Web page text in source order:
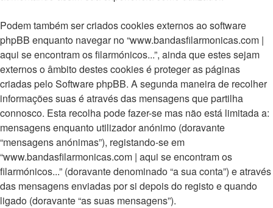
Podem também ser criados cookies externos ao software
phpBB enquanto navegar no “www.bandasfilarmonicas.com |
aqui se encontram os filarmónicos...”, ainda que estes sejam
externos o âmbito destes cookies é proteger as páginas
criadas pelo Software phpBB. A segunda maneira de recolher
informações suas é através das mensagens que partilha
connosco. Esta recolha pode fazer-se mas não está limitada a:
mensagens enquanto utilizador anónimo (doravante
“mensagens anónimas”), registando-se em
“www.bandasfilarmonicas.com | aqui se encontram os
filarmónicos...” (doravante denominado “a sua conta”) e através
das mensagens enviadas por si depois do registo e quando
ligado (doravante “as suas mensagens”).